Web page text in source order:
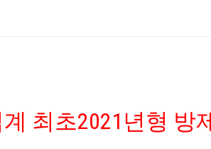
최초2021년형 방